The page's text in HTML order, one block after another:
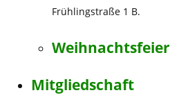
Frühlingstraße 1 B.
Weihnachtsfeier
Mitgliedschaft